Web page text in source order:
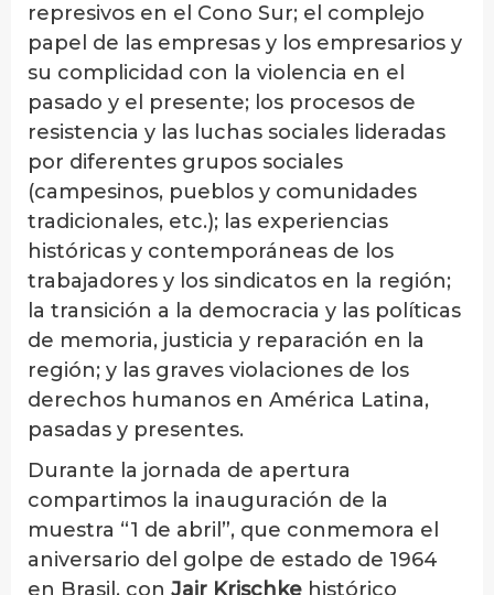
represivos en el Cono Sur; el complejo
papel de las empresas y los empresarios y
su complicidad con la violencia en el
pasado y el presente; los procesos de
resistencia y las luchas sociales lideradas
por diferentes grupos sociales
(campesinos, pueblos y comunidades
tradicionales, etc.); las experiencias
históricas y contemporáneas de los
trabajadores y los sindicatos en la región;
la transición a la democracia y las políticas
de memoria, justicia y reparación en la
región; y las graves violaciones de los
derechos humanos en América Latina,
pasadas y presentes.
Durante la jornada de apertura
compartimos la inauguración de la
muestra “1 de abril”, que conmemora el
aniversario del golpe de estado de 1964
en Brasil, con Jair Krischke histórico